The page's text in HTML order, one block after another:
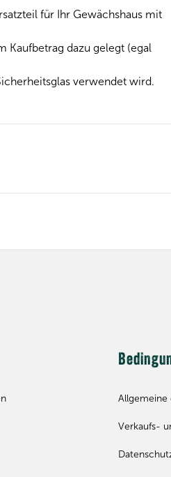
für Ihr Gewächshaus mit
Kaufbetrag dazu gelegt (egal
verwendet wird.
Allgemeine
Verkaufs-